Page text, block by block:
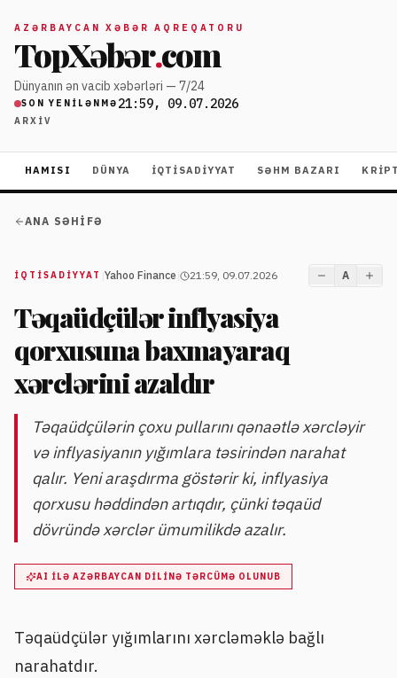
AZƏRBAYCAN XƏBƏR AQREQATORU
TopXəbər.com
Dünyanın ən vacib xəbərləri — 7/24
SON YENILƏNMƏ 21:59, 09.07.2026
ARXIV
HAMISI DÜNYA İQTISADIYYAT SƏHM BAZARI
ANA SƏHIFƏ
İQTISADIYYAT Yahoo Finance 21:59, 09.07.2026 A
Təqaüdçülər inflyasiya
qorxusuna baxmayaraq
xərclərini azaldır
Təqaüdçülərin çoxu pullarını qənaətlə xərcləyir
və inflyasiyanın yığımlara təsirindən narahat
qalır. Yeni araşdırma göstərir ki, inflyasiya
qorxusu həddindən artıqdır, çünki təqaüd
dövründə xərclər ümumilikdə azalır.
AI ILƏ AZƏRBAYCAN DILINƏ TƏRCÜMƏ OLUNUB
Təqaüdçülər yığımlarını xərcləməklə bağlı
narahatdır.